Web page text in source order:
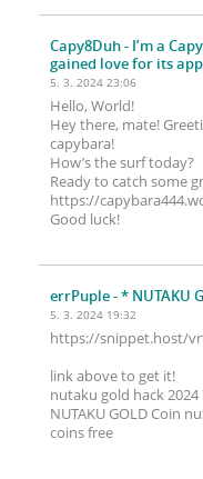
Capy8Duh- I’m a
gained love for its
5. 3. 2024 23:06
Hello, World!
Hey there, mate!
capybara!
How’s the surf today?
Ready to catch some
https://
Good luck!
errPuple- * NUTAKU
5. 3. 2024 19:32
https://snippet.host/
link above to get it!
nutaku gold hack 2024
NUTAKU GOLD Coin
coins free